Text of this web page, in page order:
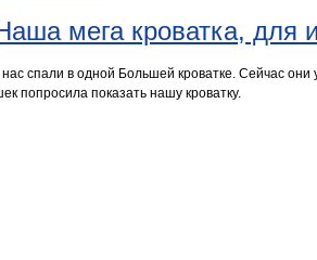
мега кроватка, для
спали в одной Большей кроватке. Сейчас
попросила показать нашу кроватку.